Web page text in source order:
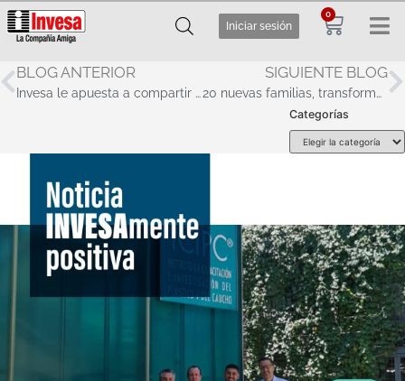
Iniciar sesión
0
BLOG ANTERIOR
Invesa le apuesta a compartir e impulsar el conocimiento de nuestros grupos de interés
SIGUIENTE BLOG
20 nuevas familias, transformarán su hogar con nuestro Proyecto de Mejoramiento de vivienda
Categorías